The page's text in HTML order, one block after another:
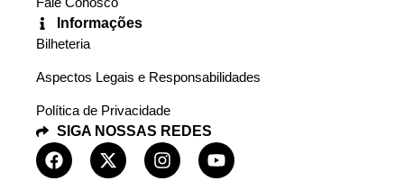
Informações
Bilheteria
Aspectos Legais e Responsabilidades
Política de Privacidade
SIGA NOSSAS REDES